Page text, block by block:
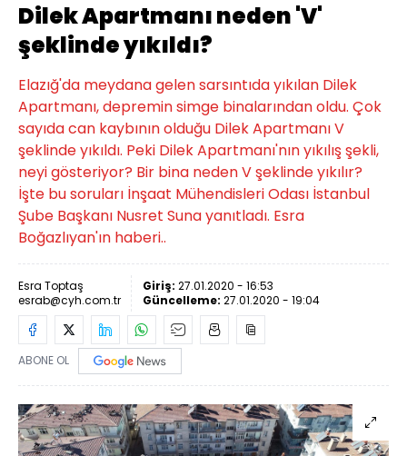
Dilek Apartmanı neden 'V'
şeklinde yıkıldı?
Elazığ'da meydana gelen sarsıntıda yıkılan Dilek
Apartmanı, depremin simge binalarından oldu. Çok
sayıda can kaybının olduğu Dilek Apartmanı V
şeklinde yıkıldı. Peki Dilek Apartmanı'nın yıkılış şekli,
neyi gösteriyor? Bir bina neden V şeklinde yıkılır?
İşte bu soruları İnşaat Mühendisleri Odası İstanbul
Şube Başkanı Nusret Suna yanıtladı. Esra
Boğazlıyan'ın haberi..
Esra Toptaş
esrab@cyh.com.tr
Giriş: 27.01.2020 - 16:53
Güncelleme: 27.01.2020 - 19:04
ABONE OL